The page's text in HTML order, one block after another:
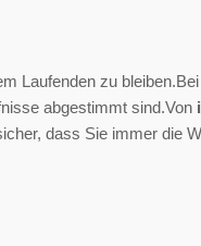
Laufenden zu
abgestimmt sind.Von
dass Sie immer die